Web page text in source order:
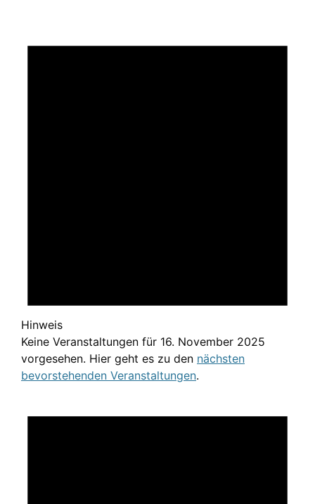
Hinweis
Keine Veranstaltungen für 16. November 2025
vorgesehen. Hier geht es zu den nächsten
bevorstehenden Veranstaltungen.